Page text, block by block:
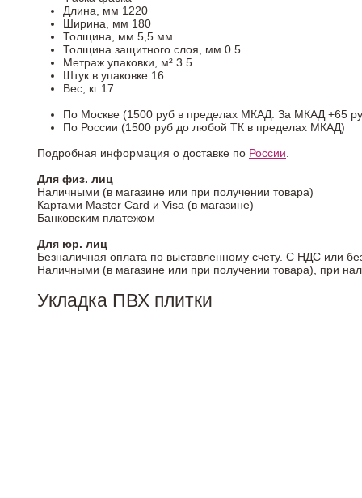
Длина, мм 1220
Ширина, мм 180
Толщина, мм 5,5 мм
Толщина защитного слоя, мм 0.5
Метраж упаковки, м² 3.5
Штук в упаковке 16
Вес, кг 17
По Москве (1500 руб в пределах МКАД. За МКАД +65
По России (1500 руб до любой ТК в пределах МКАД)
Подробная информация о доставке по России.
Для физ. лиц
Наличными (в магазине или при получении товара)
Картами Master Card и Visa (в магазине)
Банковским платежом
Для юр. лиц
Безналичная оплата по выставленному счету. С НДС или
Наличными (в магазине или при получении товара), при
Укладка ПВХ плитки